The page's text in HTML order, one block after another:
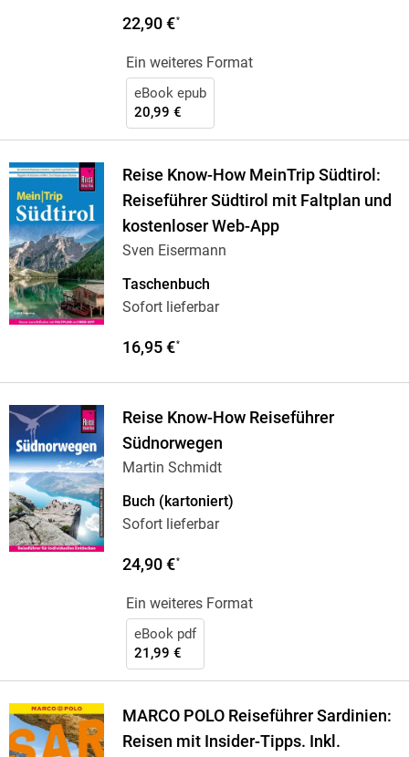
22,90 €*
Ein weiteres Format
eBook epub
20,99 €
Reise Know-How MeinTrip Südtirol:
Reiseführer Südtirol mit Faltplan und
kostenloser Web-App
Sven Eisermann
Taschenbuch
Sofort lieferbar
16,95 €*
Reise Know-How Reiseführer
Südnorwegen
Martin Schmidt
Buch (kartoniert)
Sofort lieferbar
24,90 €*
Ein weiteres Format
eBook pdf
21,99 €
MARCO POLO Reiseführer Sardinien:
Reisen mit Insider-Tipps. Inkl.